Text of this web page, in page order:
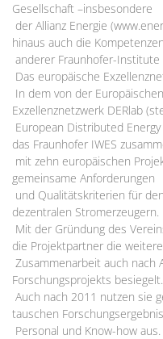
Gesellschaft –insbesondere
der Allianz Energie
hinaus auch die Kompetenzen
anderer Fraunhofer-Institute
Das europäische
In dem von der
Exzellenznetzwerk DERlab
European Distributed
das Fraunhofer IWES
mit zehn europäischen
gemeinsame Anforderungen
und Qualitätskriterien für
dezentralen Stromerzeugern.
Mit der Gründung des
die Projektpartner die weitere
Zusammenarbeit auch nach
Forschungsprojekts besiegelt.
Auch nach 2011 nutzen sie
tauschen
Personal und Know-how aus.